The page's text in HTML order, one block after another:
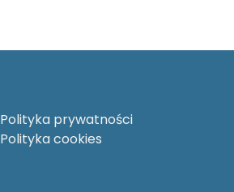
Polityka prywatności
Polityka cookies